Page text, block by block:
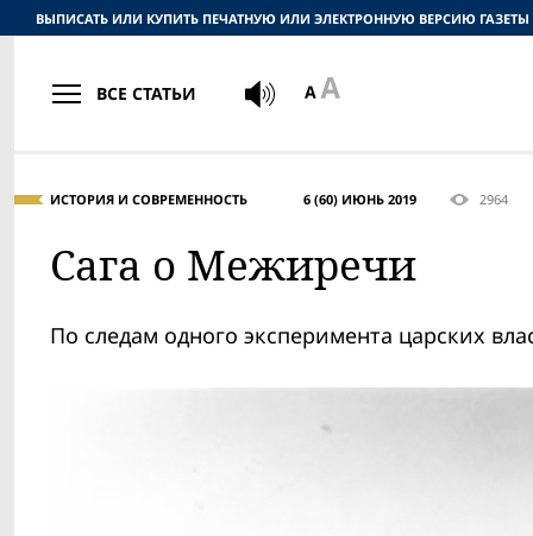
ИСТОРИЯ И СОВРЕМЕННОСТЬ 6 (60) ИЮНЬ 2019 2964
Сага о Межиречи
По следам одного эксперимента царских
ВЫПИСАТЬ ИЛИ КУПИТЬ ПЕЧАТНУЮ ИЛИ ЭЛЕКТРОННУЮ ВЕРСИЮ ГАЗЕТЫ
ВСЕ СТАТЬИ